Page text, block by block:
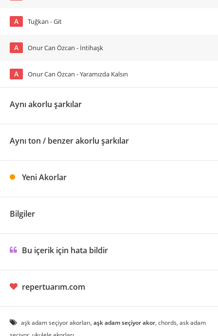
A Tuğkan - Git
A Onur Can Özcan - İntihaşk
A Onur Can Özcan - Yaramızda Kalsın
Aynı akorlu şarkılar
Aynı ton / benzer akorlu şarkılar
Yeni Akorlar
Bilgiler
Bu içerik için hata bildir
repertuarım.com
aşk adam seçiyor akorları, aşk adam seçiyor akor, chords, ask adam